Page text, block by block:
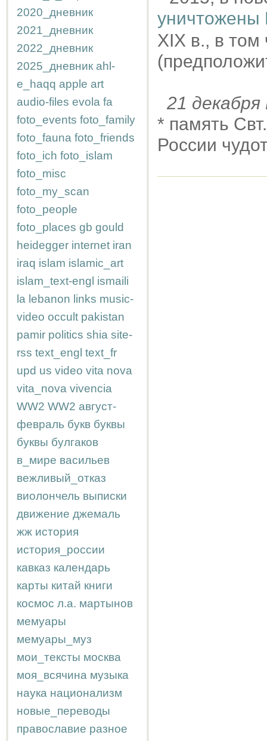
2020_дневник
2021_дневник
2022_дневник
2025_дневник ahl-
e_haqq apple art
audio-files evola fa
foto_events foto_family
foto_fauna foto_friends
foto_ich foto_islam
foto_misc
foto_my_scan
foto_people
foto_places gb gould
heidegger internet iran
iraq islam islamic_art
islam_text-engl ismaili
la lebanon links music-
video occult pakistan
pamir politics shia site-
rss text_engl text_fr
upd us video vita nova
vita_nova vivencia
WW2 WW2 август-
февраль букв буквы
буквы булгаков
в_мире васильев
вежливый_отказ
виолончель выписки
движение джемаль
жж история
история_россии
кавказ календарь
карты китай книги
космос л.а. мартынов
мемуары
мемуары_муз
мои_тексты москва
моя_всячина музыка
наука национализм
новые_переводы
православие разное
уничтожены
XIX в., в том
21
* память
России